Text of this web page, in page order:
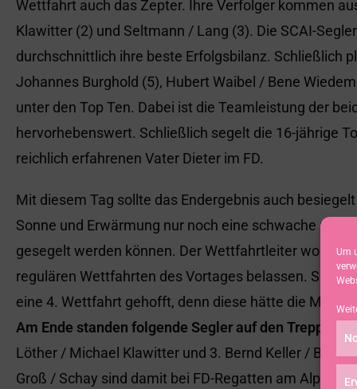
Um
Wettfahrt auch das Zepter. Ihre Verfolger kommen
Klawitter (2) und Seltmann / Lang (3). Die SCAI-
durchschnittlich ihre beste Erfolgsbilanz. Schließlich
Johannes Burghold (5), Hubert Waibel / Bene
unter den Top Ten. Dabei ist die Teamleistung der
hervorhebenswert. Schließlich segelt die 16-jährige
reichlich erfahrenen Vater Dieter im FD.
Mit diesem Tag sollte das Endergebnis auch
Sonne und Erwärmung nur noch eine schwache
gesegelt werden können. Der Wettfahrtleiter wollte
regulären Wettfahrten des Vortages belassen.
eine 4. Wettfahrt gehofft, denn diese hätte die
Am Ende standen folgende Segler auf den Treppchen:
Löther / Michael Klawitter und 3. Bernd Keller / Bernd
Groß / Schay sind damit bei FD-Regatten am Alpsee